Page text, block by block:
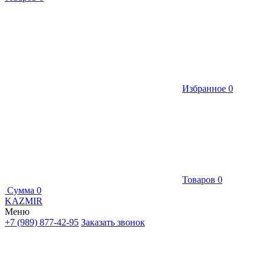
Избранное 0
Товаров 0
Сумма 0
KAZMIR
Меню
+7 (989) 877-42-95 Заказать звонок